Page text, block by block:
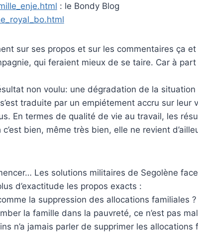
: le Bondy Blog
sur ses propos et sur les commentaires ça et
qui feraient mieux de se taire. Car à
non voulu: une dégradation de la
traduite par un empiétement accru sur
En termes de qualité de vie au travail, les
bien, même très bien, elle ne revient
Les solutions militaires de Segolène
d’exactitude les propos exacts :
la suppression des allocations familiales ?
la famille dans la pauvreté, ce n’est pas
n’a jamais parler de supprimer les allocations